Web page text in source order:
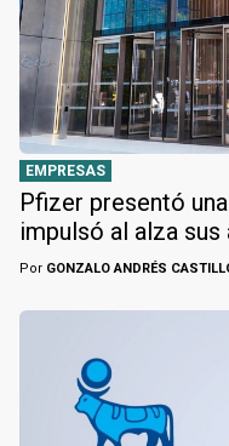
EMPRESAS
Pfizer presentó
impulsó al alza
Por GONZALO ANDRÉS